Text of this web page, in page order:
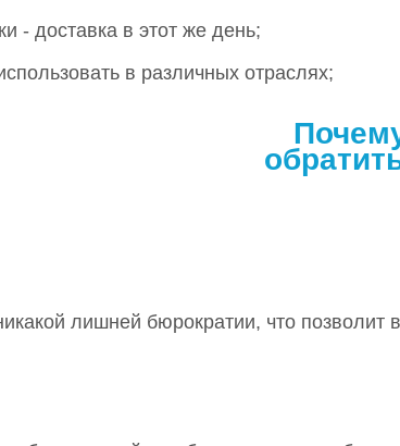
- доставка в этот же день;
в различных отраслях;
лишней бюрократии, что